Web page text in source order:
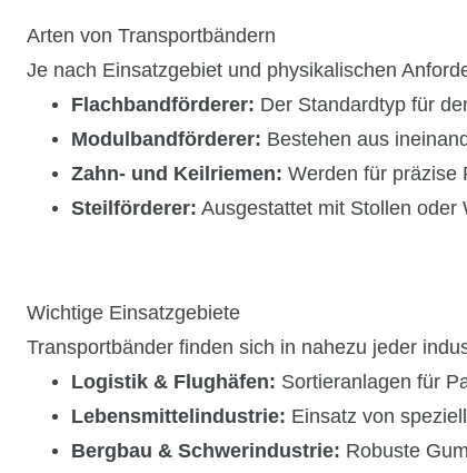
Arten von Transportbändern
Je nach Einsatzgebiet und physikalischen
Flachbandförderer: Der Standardtyp für
Modulbandförderer: Bestehen aus
Zahn- und Keilriemen: Werden für präzise
Steilförderer: Ausgestattet mit Stollen oder
Wichtige Einsatzgebiete
Transportbänder finden sich in nahezu jeder
Logistik & Flughäfen: Sortieranlagen für
Lebensmittelindustrie: Einsatz von
Bergbau & Schwerindustrie: Robuste